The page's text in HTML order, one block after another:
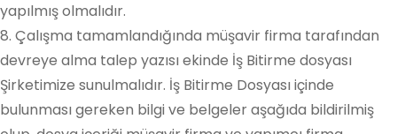
yapılmış olmalıdır.
8. Çalışma tamamlandığında müşavir firma tarafından
devreye alma talep yazısı ekinde İş Bitirme dosyası
Şirketimize sunulmalıdır. İş Bitirme Dosyası içinde
bulunması gereken bilgi ve belgeler aşağıda bildirilmiş